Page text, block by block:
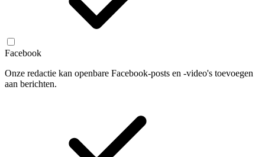
Facebook
Onze redactie kan openbare Facebook-posts en -video's toevoegen
aan berichten.